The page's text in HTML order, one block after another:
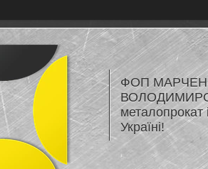
ФОП
металопрокат
Україні!